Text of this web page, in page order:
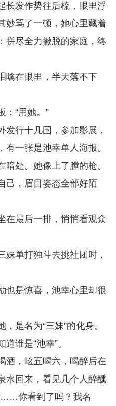
长发作势往后梳，眼里浮
妙骂了一顿，她心里藏着
拼尽全力撇脱的家庭，终
噙在眼里，半天落不下
：“用她。”
发行十几国，参加影展，
一张是池幸单人海报。
处。她像上了膛的枪。
己，眉目姿态全部好陌
在最后一排，悄悄看观众
单打独斗去挑社团时，
也是惊喜，池幸心里却很
是名为“三妹”的化身。
谁是“池幸”。
酒，吆五喝六，喝醉后在
水回来，看见几个人醉醺
你看到了吗？我名